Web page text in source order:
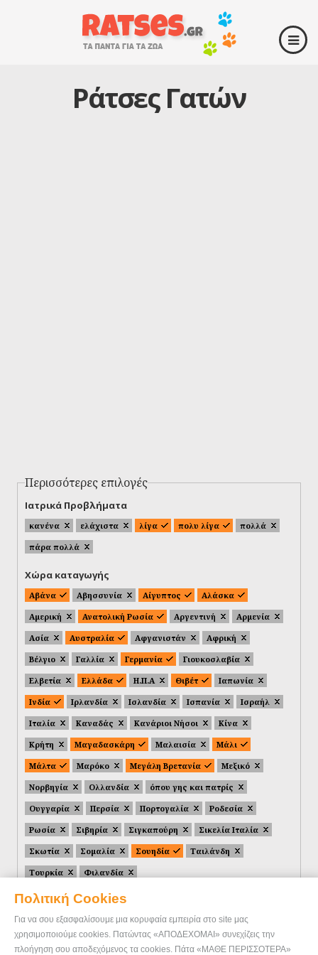
Πολιτική Cookies
Για να σου εξασφαλίσουμε μια κορυφαία εμπειρία στο site μας
χρησιμοποιούμε cookies. Πατώντας «ΑΠΟΔΕΧΟΜΑΙ» συνεχίζεις την
πλοήγηση σου αποδεχόμενος τα cookies. Πάτα «ΜΑΘΕ ΠΕΡΙΣΣΟΤΕΡΑ»
Ράτσες Γατών
Περισσότερες επιλογές
Ιατρικά Προβλήματα
κανένα ελάχιστα λίγα πολυ λίγα
πολλά
πάρα πολλά
Χώρα καταγωγής
Αβάνα Αβησσυνία Αίγυπτος
Αλάσκα
Αμερική
Ανατολική Ρωσία Αργεντινή
Αρμενία
Ασία
Αυστραλία Αφγανιστάν
Αφρική
Βέλγιο
Γαλλία Γερμανία
Γιουκοσλαβία
Ελβετία
Ελλάδα Η.Π.Α Θιβέτ
Ιαπωνία
Ινδία
Ιρλανδία Ισλανδία Ισπανία
Ισραήλ
Ιταλία
Καναδάς Κανάριοι Νήσοι
Κίνα
Κρήτη
Μαγαδασκάρη Μαλαισία
Μάλι
Μάλτα
Μαρόκο Μεγάλη Βρετανία
Μεξικό
Νορβηγία
Ολλανδία
όπου γης και πατρίς
Ουγγαρία
Περσία Πορτογαλία
Ροδεσία
Ρωσία
Σιβηρία Σιγκαπούρη
Σικελία Ιταλία
Σκωτία
Σομαλία Σουηδία
Ταιλάνδη
Τουρκία
Φιλανδία